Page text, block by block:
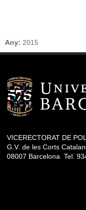
Any: 2015
VICERECTORAT DE
G.V. de les Corts
08007 Barcelona Tel.